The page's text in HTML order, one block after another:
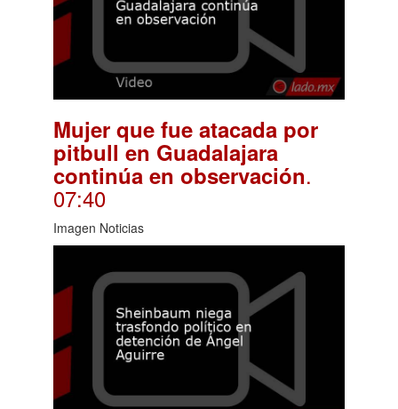
Mujer que fue atacada por
pitbull en Guadalajara
continúa en observación.
07:40
Imagen Noticias